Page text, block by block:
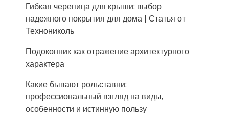
Гибкая черепица для крыши: выбор
надежного покрытия для дома | Статья от
Технониколь
Подоконник как отражение архитектурного
характера
Какие бывают рольставни:
профессиональный взгляд на виды,
особенности и истинную пользу